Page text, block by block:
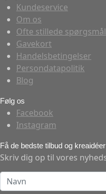
Kundeservice
Om os
Ofte stillede spørgsmål
Gavekort
Handelsbetingelser
Persondatapolitik
Blog
Følg os
Facebook
Instagram
Få de bedste tilbud og kreaidéer
Skriv dig op til vores